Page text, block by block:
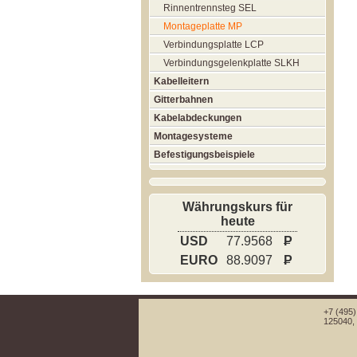
Rinnentrennsteg SEL
Montageplatte MP
Verbindungsplatte LCP
Verbindungsgelenkplatte SLKH
Kabelleitern
Gitterbahnen
Kabelabdeckungen
Montagesysteme
Befestigungsbeispiele
Währungskurs für
heute
USD
77.9568
P
EURO
88.9097 P
+7